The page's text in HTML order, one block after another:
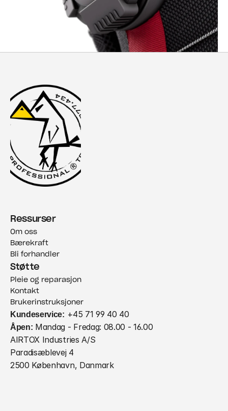
Ressurser
Om oss
Bærekraft
Bli forhandler
Støtte
Pleie og reparasjon
Kontakt
Brukerinstruksjoner
Kundeservice: +45 71 99 40 40
Åpen: Mandag - Fredag: 08.00 - 16.00
AIRTOX Industries A/S
Paradisæblevej 4
2500 København, Danmark